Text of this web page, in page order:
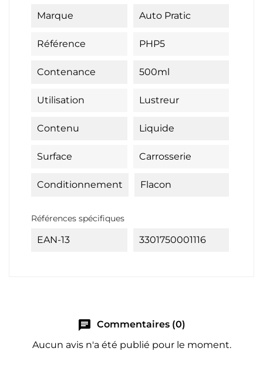
Marque Auto Pratic
Référence PHP5
Contenance 500ml
Utilisation Lustreur
Contenu Liquide
Surface Carrosserie
Conditionnement Flacon
Références spécifiques
EAN-13 3301750001116
chat Commentaires (0)
Aucun avis n'a été publié pour le moment.